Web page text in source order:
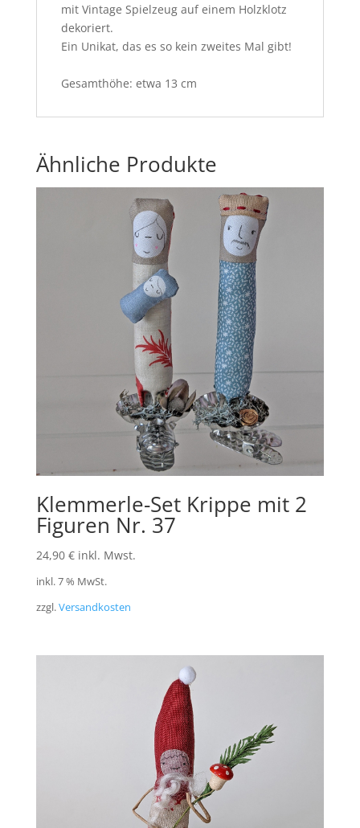
mit Vintage Spielzeug auf einem Holzklotz
dekoriert.
Ein Unikat, das es so kein zweites Mal gibt!
Gesamthöhe: etwa 13 cm
Ähnliche Produkte
Klemmerle-Set Krippe mit 2
Figuren Nr. 37
24,90 € inkl. Mwst.
inkl. 7 % MwSt.
zzgl.Versandkosten